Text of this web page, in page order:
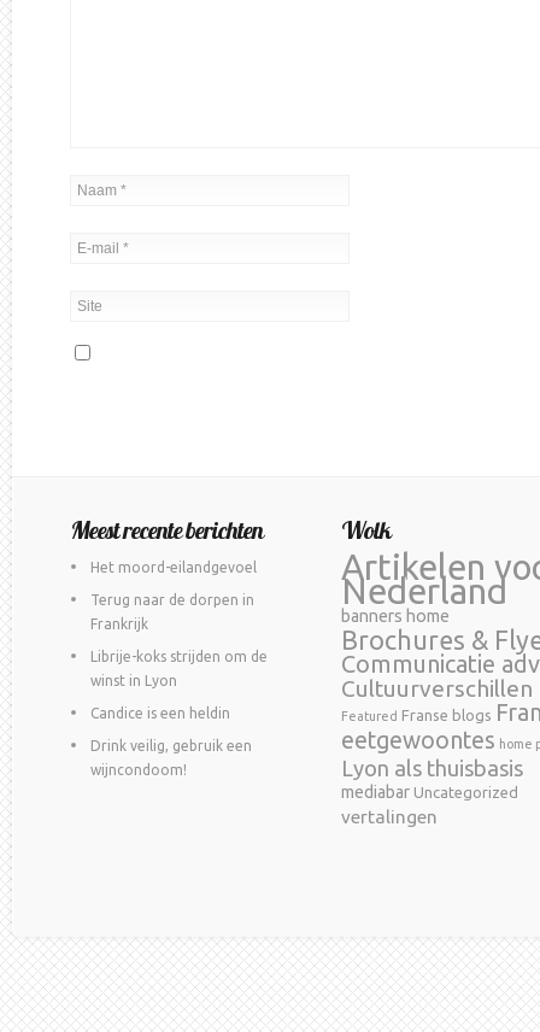
Meest recente berichten
Het moord-eilandgevoel
Terug naar de dorpen in
Frankrijk
Librije-koks strijden om de
winst in Lyon
Candice is een heldin
Drink veilig, gebruik een
wijncondoom!
Wolk
Artikelen
Nederland
banners home
Brochures &
Communicatie
Cultuurverschillen
Featured Franse blogs
eetgewoontes home
Lyon als thuisbasis
mediabar Uncategorized
vertalingen